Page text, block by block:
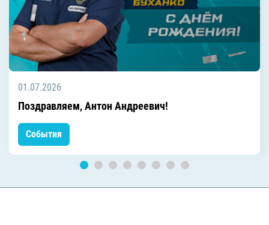
01.07.2026
Поздравляем, Антон Андреевич!
События